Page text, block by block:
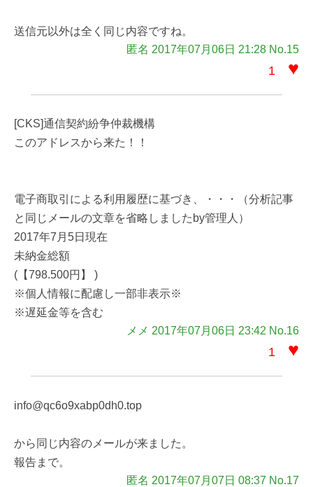
送信元以外は全く同じ内容ですね。
匿名 2017年07月06日 21:28 No.15
1 ♥
[CKS]通信契約紛争仲裁機構
このアドレスから来た！！
電子商取引による利用履歴に基づき、・・・（分析記事
と同じメールの文章を省略しましたby管理人）
2017年7月5日現在
未納金総額
(【798.500円】 )
※個人情報に配慮し一部非表示※
※遅延金等を含む
メメ 2017年07月06日 23:42 No.16
1 ♥
info@qc6o9xabp0dh0.top
から同じ内容のメールが来ました。
報告まで。
匿名 2017年07月07日 08:37 No.17